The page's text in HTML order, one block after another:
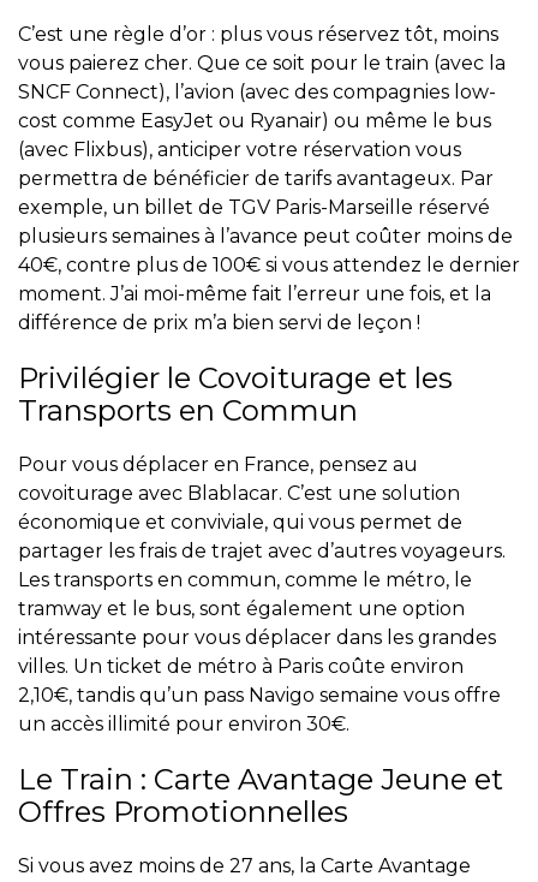
C’est une règle d’or : plus vous réservez tôt, moins
vous paierez cher. Que ce soit pour le train (avec la
SNCF Connect), l’avion (avec des compagnies low-
cost comme EasyJet ou Ryanair) ou même le bus
(avec Flixbus), anticiper votre réservation vous
permettra de bénéficier de tarifs avantageux. Par
exemple, un billet de TGV Paris-Marseille réservé
plusieurs semaines à l’avance peut coûter moins de
40€, contre plus de 100€ si vous attendez le dernier
moment. J’ai moi-même fait l’erreur une fois, et la
différence de prix m’a bien servi de leçon !
Privilégier le Covoiturage et les
Transports en Commun
Pour vous déplacer en France, pensez au
covoiturage avec Blablacar. C’est une solution
économique et conviviale, qui vous permet de
partager les frais de trajet avec d’autres voyageurs.
Les transports en commun, comme le métro, le
tramway et le bus, sont également une option
intéressante pour vous déplacer dans les grandes
villes. Un ticket de métro à Paris coûte environ
2,10€, tandis qu’un pass Navigo semaine vous offre
un accès illimité pour environ 30€.
Le Train : Carte Avantage Jeune et
Offres Promotionnelles
Si vous avez moins de 27 ans, la Carte Avantage